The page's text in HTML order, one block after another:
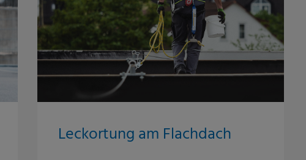
Leckortung am Flachdach